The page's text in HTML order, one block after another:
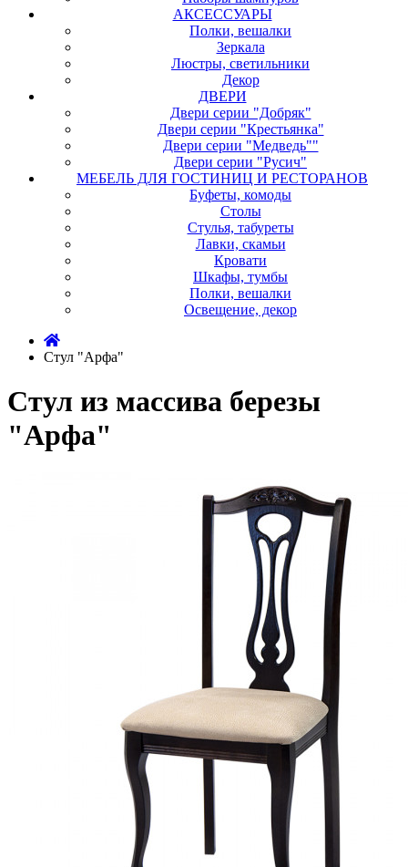
АКСЕССУАРЫ
Полки, вешалки
Зеркала
Люстры, светильники
Декор
ДВЕРИ
Двери серии "Добряк"
Двери серии "Крестьянка"
Двери серии "Медведь""
Двери серии "Русич"
МЕБЕЛЬ ДЛЯ ГОСТИНИЦ И РЕСТОРАНОВ
Буфеты, комоды
Столы
Стулья, табуреты
Лавки, скамьи
Кровати
Шкафы, тумбы
Полки, вешалки
Освещение, декор
Стул "Арфа"
Стул из массива березы
"Арфа"